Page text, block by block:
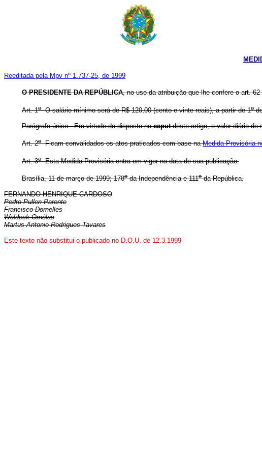
Reeditada pela Mpv nº 1.737-25, de 1999
O PRESIDENTE DA REPÚBLICA, no uso da atribuição que lhe confere o art.
Art. 1oO salário mínimo será de R$ 120,00 (cento e vinte reais), a partir de 1o
Parágrafo único. Em virtude do disposto nocaputdeste artigo, o valor diário do
Art. 2oFicam convalidados os atos praticados com base naMedida Provisória
Art. 3oEsta Medida Provisória entra em vigor na data de sua publicação.
Brasília, 11 de março de 1999; 178oda Independência e 111oda República.
FERNANDO HENRIQUE CARDOSO
Pedro Pullen Parente
Francisco Dornelles
Waldeck Ornélas
Martus Antonio Rodrigues Tavares
Este texto não substitui o publicado no D.O.U. de 12.3.1999